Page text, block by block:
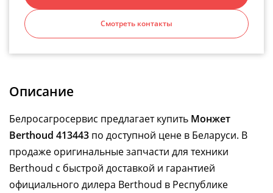
Смотреть контакты
Описание
Белросагросервис предлагает купить Монжет
Berthoud 413443 по доступной цене в Беларуси. В
продаже оригинальные запчасти для техники
Berthoud с быстрой доставкой и гарантией
официального дилера Berthoud в Республике